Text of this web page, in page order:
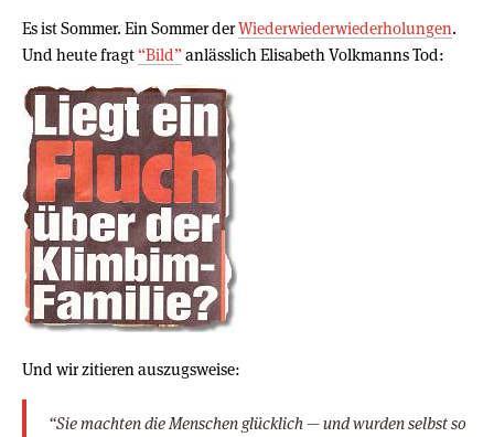
Es ist Sommer. Ein Sommer derWiederwiederwiederholungen.
Und heute fragt “Bild”anlässlich Elisabeth Volkmanns Tod:
Und wir zitieren auszugsweise:
“Sie machten die Menschen glücklich — und wurden selbst so